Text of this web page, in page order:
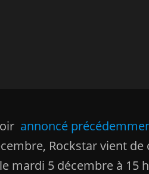
annoncé
Rockstar vient
mardi 5 décembre à 15